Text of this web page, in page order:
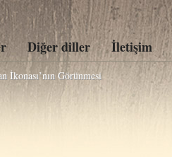
Diğer diller İletişim
İkonası’nın Görünmesi